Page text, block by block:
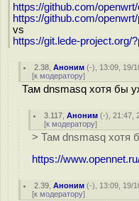
https://github.com/
https://github.com/
vs
https://git.lede-project.org/
2.38 ,Аноним (-), 13:09, 19/
[к модератору]
Там dnsmasq хотя бы
3.117 ,Аноним (-), 21:47,
[к модератору]
> Там dnsmasq хотя
https://
2.39 ,Аноним (-), 13:09, 19/
[к модератору]